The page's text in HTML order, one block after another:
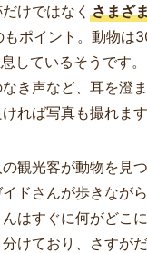
けではなく さまざ
もポイント。動物は
しているそうです
き声など、耳を澄
れば写真も撮れます
観光客が動物を見
ドさんが歩きなが
はすぐに何がどこ
けており、さすが